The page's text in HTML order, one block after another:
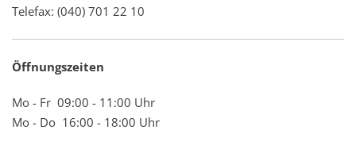
Telefax: (040) 701 22 10
Öffnungszeiten
Mo - Fr 09:00 - 11:00 Uhr
Mo - Do 16:00 - 18:00 Uhr